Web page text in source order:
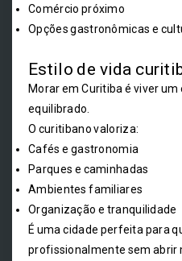
Comércio próximo
Opções gastronômicas e
Estilo de vida
Morar em Curitiba é viver
equilibrado.
O curitibano valoriza:
Cafés e gastronomia
Parques e caminhadas
Ambientes familiares
Organização e tranquilidade
É uma cidade perfeita para
profissionalmente sem abrir